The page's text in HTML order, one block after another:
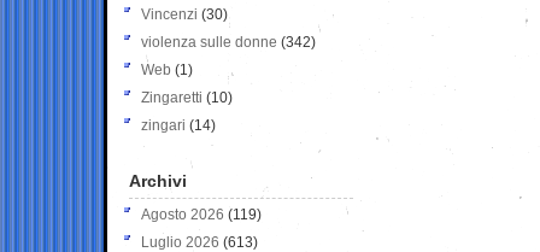
Vincenzi (30)
violenza sulle donne (342)
Web (1)
Zingaretti (10)
zingari (14)
Archivi
Agosto 2026 (119)
Luglio 2026 (613)